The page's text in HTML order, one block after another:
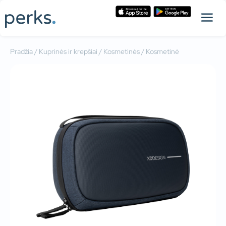
Pradžia/ Kuprinės ir krepšiai / Kosmetinės/ Kosmetinė